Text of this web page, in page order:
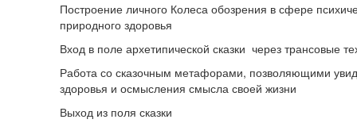
Построение личного Колеса обозрения в сфере
природного здоровья
Вход в поле архетипической сказки через трансовые
Работа со сказочным метафорами, позволяющими
здоровья и осмысления смысла своей жизни
Выход из поля сказки